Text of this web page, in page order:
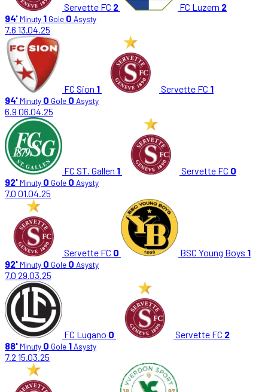
Servette FC 2 FC Luzern 2
94' Minuty 1 Gole 0 Asysty
7.6 13.04.25
FC Sion 1 Servette FC 1
94' Minuty 0 Gole 0 Asysty
6.9 06.04.25
FC ST. Gallen 1 Servette FC 0
92' Minuty 0 Gole 0 Asysty
7.0 01.04.25
Servette FC 0 BSC Young Boys 1
92' Minuty 0 Gole 0 Asysty
7.0 29.03.25
FC Lugano 0 Servette FC 2
88' Minuty 0 Gole 1Asysty
7.2 15.03.25